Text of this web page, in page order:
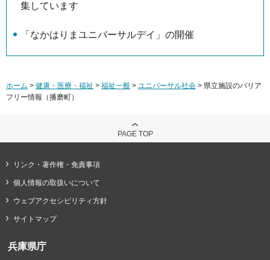
集しています
「なかはりまユニバーサルデイ」の開催
ホーム > 健康・医療・福祉 > 福祉一般 > ユニバーサル社会 > 県立施設のバリア
フリー情報（播磨町）
PAGE TOP
リンク・著作権・免責事項
個人情報の取扱いについて
ウェブアクセシビリティ方針
サイトマップ
兵庫県庁